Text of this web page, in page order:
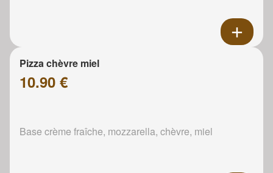
Pizza chèvre miel
10.90 €
Base crème fraîche, mozzarella, chèvre, miel